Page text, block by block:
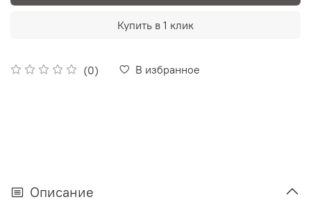
(0) В избранное
Купить в 1 клик
Описание